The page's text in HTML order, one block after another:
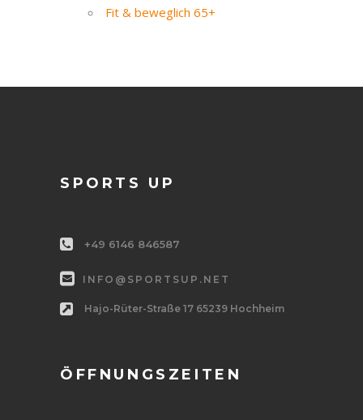
Fit & beweglich 65+
SPORTS UP
+49 6146 846587
INFO@SPORTSUP.NET
Hajo-Rüter-Straße 17 65239 Hochheim
ÖFFNUNGSZEITEN